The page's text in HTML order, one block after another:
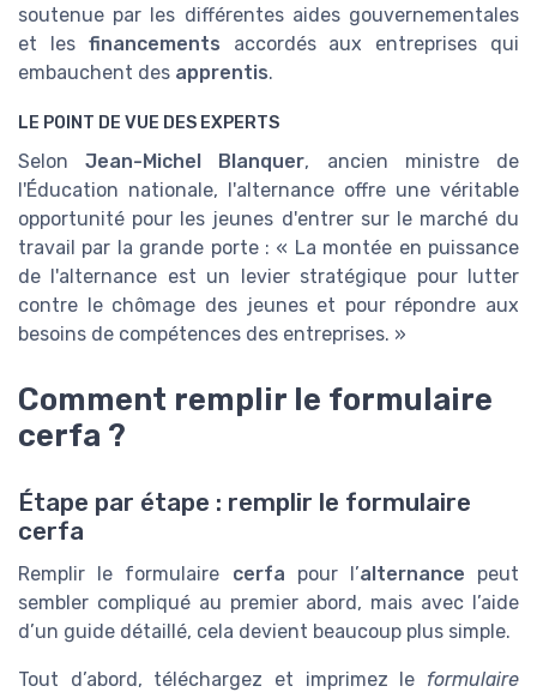
soutenue par les différentes aides gouvernementales
et les financements accordés aux entreprises qui
embauchent des apprentis.
LE POINT DE VUE DES EXPERTS
SelonJean-Michel Blanquer, ancien ministre de
l'Éducation nationale, l'alternance offre une véritable
opportunité pour les jeunes d'entrer sur le marché du
travail par la grande porte : « La montée en puissance
de l'alternance est un levier stratégique pour lutter
contre le chômage des jeunes et pour répondre aux
besoins de compétences des entreprises. »
Comment remplir le formulaire
cerfa ?
Étape par étape : remplir le formulaire
cerfa
Remplir le formulaire cerfa pour l’alternance peut
sembler compliqué au premier abord, mais avec l’aide
d’un guide détaillé, cela devient beaucoup plus simple.
Tout d’abord, téléchargez et imprimez le formulaire